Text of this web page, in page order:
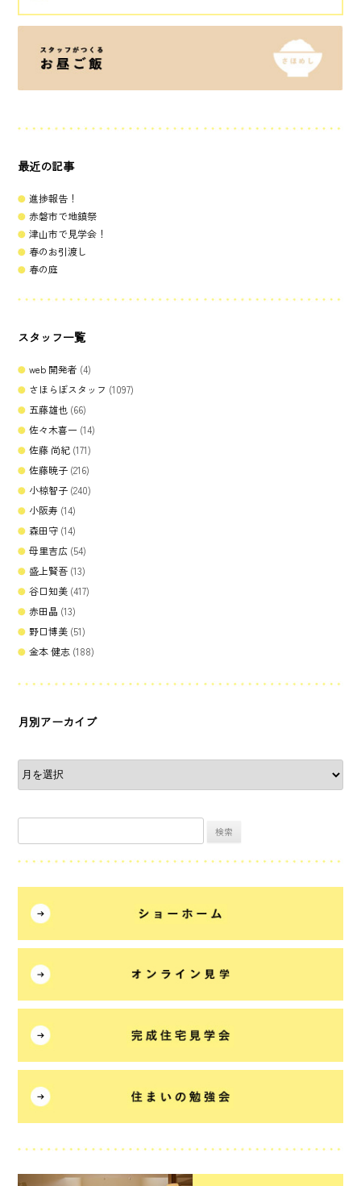
最近の記事
進捗報告！
赤磐市で地鎮祭
津山市で見学会！
春のお引渡し
春の庭
スタッフ一覧
web 開発者 (4)
さほらぼスタッフ (1097)
五藤雄也 (66)
佐々木喜一 (14)
佐藤 尚紀 (171)
佐藤暁子 (216)
小椋智子 (240)
小阪寿 (14)
森田守 (14)
母里吉広 (54)
盛上賢吾 (13)
谷口知美 (417)
赤田晶 (13)
野口博美 (51)
金本 健志 (188)
月別アーカイブ